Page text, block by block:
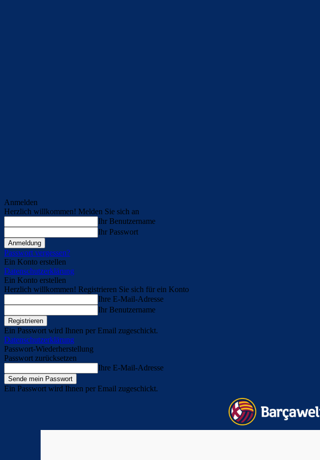
Anmelden
Herzlich willkommen! Melden Sie sich an
Ihr Benutzername
Ihr Passwort
Passwort vergessen?
Ein Konto erstellen
Datenschutzerklärung
Ein Konto erstellen
Herzlich willkommen! Registrieren Sie sich für ein Konto
Ihre E-Mail-Adresse
Ihr Benutzername
Ein Passwort wird Ihnen per Email zugeschickt.
Datenschutzerklärung
Passwort-Wiederherstellung
Passwort zurücksetzen
Ihre E-Mail-Adresse
Ein Passwort wird Ihnen per Email zugeschickt.